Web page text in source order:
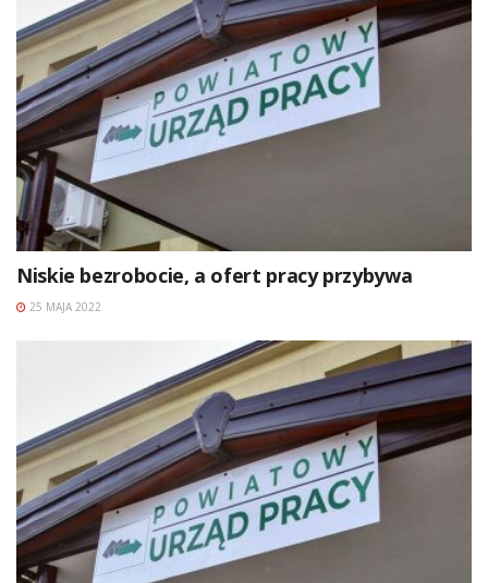
Niskie bezrobocie, a ofert pracy przybywa
25 MAJA 2022